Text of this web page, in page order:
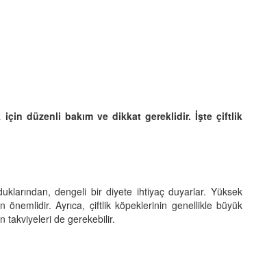
için düzenli bakım ve dikkat gereklidir. İşte çiftlik
dengeli bir diyete ihtiyaç duyarlar. Yüksek
önemlidir. Ayrıca, çiftlik köpeklerinin genellikle büyük
takviyeleri de gerekebilir.